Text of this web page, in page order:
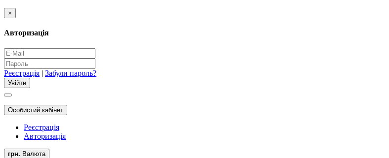
×
Авторизація
Реєстрація | Забули пароль?
Особистий кабінет
Реєстрація
Авторизація
грн. Валюта